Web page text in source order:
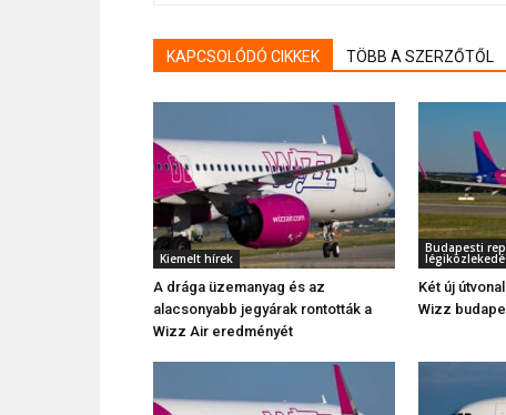
KAPCSOLÓDÓ CIKKEK TÖBB A SZERZŐTŐL
Kiemelt hírek
A drága üzemanyag és az
alacsonyabb jegyárak rontották a
Wizz Air eredményét
Budapesti
Két új
Wizz